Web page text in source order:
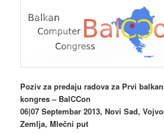
Poziv za predaju radova za Prvi
kongres – BalCCon
06|07 Septembar 2013, Novi Sad,
Zemlja, Mlečni put